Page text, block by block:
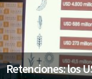
Retenciones: los